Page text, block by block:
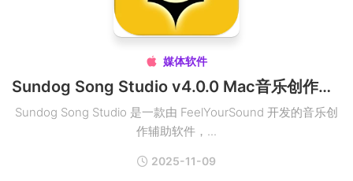
 媒体软件
Sundog Song Studio v4.0.0 Mac音乐创作辅助软件破解版
Sundog Song Studio 是一款由 FeelYourSound 开发的音乐创
作辅助软件，...
2025-11-09